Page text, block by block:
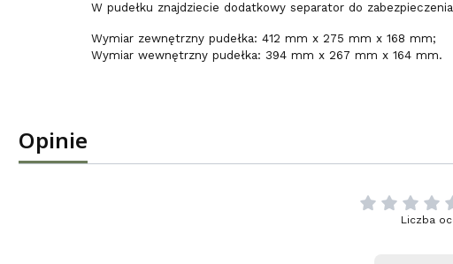
W pudełku znajdziecie dodatkowy separator do
Wymiar zewnętrzny pudełka: 412 mm x 275 mm x 168 mm;
Wymiar wewnętrzny pudełka: 394 mm x 267 mm x 164 mm.
Opinie
Liczba